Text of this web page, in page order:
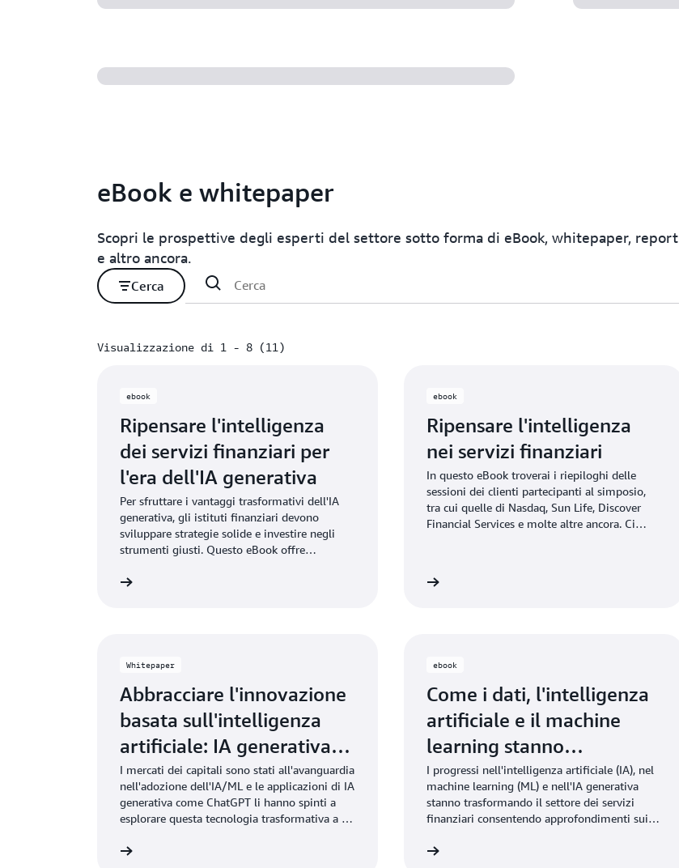
eBook e whitepaper
Scopri le prospettive degli esperti del settore sotto forma di eBook, whitepaper, report
e altro ancora.
Cerca
Visualizzazione di 1 - 8 (11)
ebook
Ripensare l'intelligenza
dei servizi finanziari per
l'era dell'IA generativa
Per sfruttare i vantaggi trasformativi dell'IA
generativa, gli istituti finanziari devono
sviluppare strategie solide e investire negli
strumenti giusti. Questo eBook offre
generativa, esplora le best practice per
ebook
Ripensare l'intelligenza
nei servizi finanziari
In questo eBook troverai i riepiloghi delle
sessioni dei clienti partecipanti al simposio,
tra cui quelle di Nasdaq, Sun Life, Discover
Financial Services e molte altre ancora. Ci
organizzazione.
Whitepaper
Abbracciare l'innovazione
basata sull'intelligenza
artificiale: IA generativa e
IA/ML AWS per il mercato
dei capitali
I mercati dei capitali sono stati all'avanguardia
nell'adozione dell'IA/ML e le applicazioni di IA
generativa come ChatGPT li hanno spinti a
esplorare questa tecnologia trasformativa a un
velocemente. Scarica il whitepaper per
ebook
Come i dati, l'intelligenza
artificiale e il machine
learning stanno
rimodellando il settore dei
servizi finanziari
I progressi nell'intelligenza artificiale (IA), nel
machine learning (ML) e nell'IA generativa
stanno trasformando il settore dei servizi
finanziari consentendo approfondimenti sui
dei clienti iperpersonalizzate.